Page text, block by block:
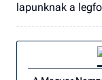
lapunknak a